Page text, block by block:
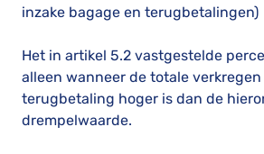
inzake bagage en terugbetalingen)
Het in artikel 5.2 vastgestelde
alleen wanneer de totale
terugbetaling hoger is dan de
drempelwaarde.